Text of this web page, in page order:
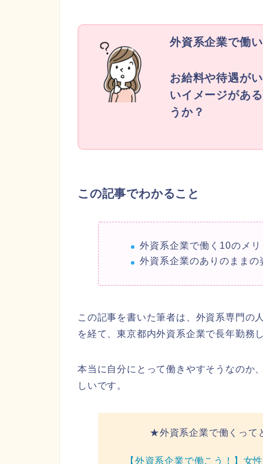
外資系企業で働
お給料や待遇が
いイメージがあ
うか？
この記事でわかること
外資系企業で働く10のメ
外資系企業のありのままの
この記事を書いた筆者は、外資系専門の
を経て、東京都内外資系企業で長年勤務
本当に自分にとって働きやすそうなのか
しいです。
★外資系企業で働くって
【外資系企業で働こう！】女